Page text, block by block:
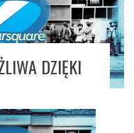
DZIĘKI